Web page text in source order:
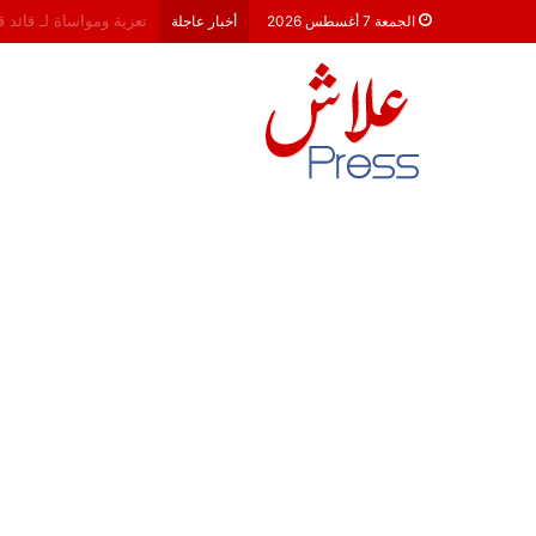
الجمعة 7 أغسطس 2026 أخبار عاجلة هشام جناح: من تألق